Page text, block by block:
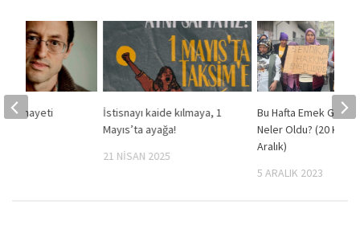
İstisnayı kaide kılmaya, 1
Mayıs’ta ayağa!
21 NISAN 2025
Bu Hafta Emek
Neler Oldu? (20
Aralık)
5 ARALIK 2023
İş Cinayeti